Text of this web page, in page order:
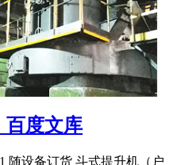
百度文库
随设备订货 斗式提升机（户